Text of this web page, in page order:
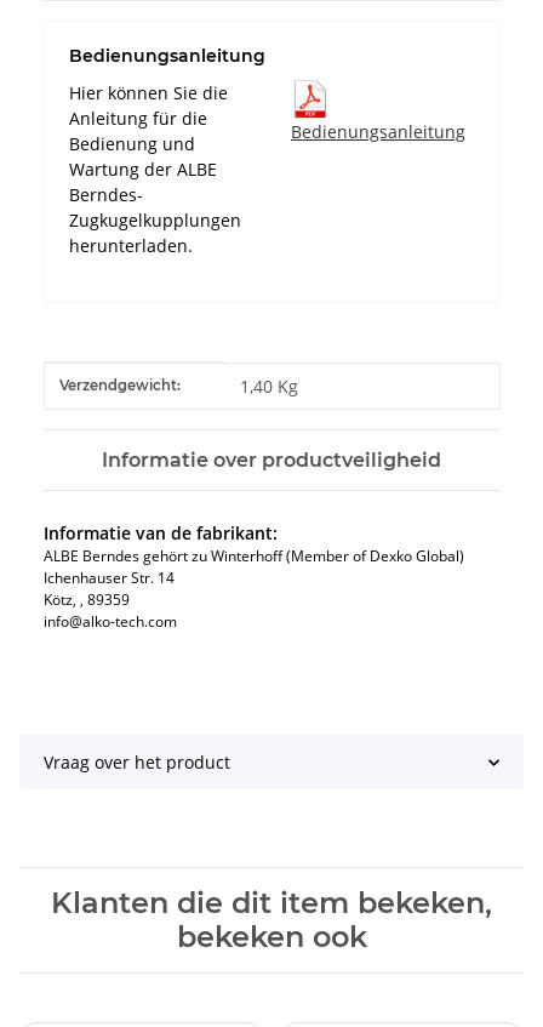
Bedienungsanleitung
Hier können Sie die
Anleitung für die
Bedienung und
Wartung der ALBE
Berndes-
Zugkugelkupplungen
herunterladen.
Bedienungsanleitung
#productDetails.itemInformation#
#productDetails.itemValue#
Verzendgewicht: 1,40 Kg
Informatie over productveiligheid
Informatie van de fabrikant:
ALBE Berndes gehört zu Winterhoff (Member of Dexko Global)
Ichenhauser Str. 14
Kötz​, , 89359
info@alko-tech.com
Vraag over het product
Klanten die dit item bekeken,
bekeken ook